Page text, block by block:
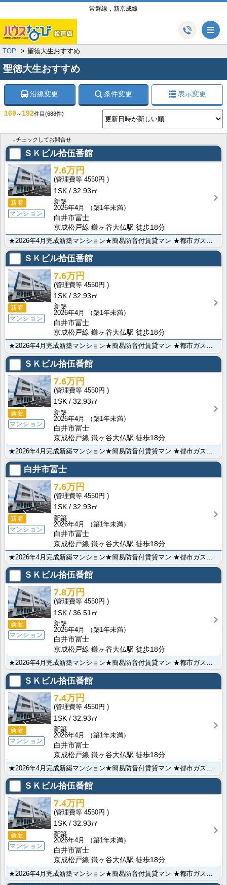
常磐線，新京成線
TOP 聖徳大生おすすめ
聖徳大生おすすめ
沿線変更 条件変更 表示変更
169～192件目 (688件)
↓チェックしてお問合せ
ＳＫビル拾伍番館
新着
マンション
7.6万円
4550円
1SK
32.93㎡
新築
2026年4月
（築1年未満）
白井市冨士
京成松戸線 鎌ヶ谷大仏駅 徒歩18分
★2026年4月完成新築マンション★簡易防音付賃貸マン ★都市ガス★システムキッチン★オートロック★･･･
ＳＫビル拾伍番館
新着
マンション
7.6万円
4550円
1SK
32.93㎡
新築
2026年4月
（築1年未満）
白井市冨士
京成松戸線 鎌ヶ谷大仏駅 徒歩18分
★2026年4月完成新築マンション★簡易防音付賃貸マン ★都市ガス★システムキッチン★オートロック★･･･
ＳＫビル拾伍番館
新着
マンション
7.6万円
4550円
1SK
32.93㎡
新築
2026年4月
（築1年未満）
白井市冨士
京成松戸線 鎌ヶ谷大仏駅 徒歩18分
★2026年4月完成新築マンション★簡易防音付賃貸マン ★都市ガス★システムキッチン★オートロック★･･･
白井市冨士
新着
マンション
7.6万円
4550円
1SK
32.93㎡
新築
2026年4月
（築1年未満）
白井市冨士
京成松戸線 鎌ヶ谷大仏駅 徒歩18分
ＳＫビル拾伍番館
新着
マンション
7.8万円
4550円
1SK
36.51㎡
新築
2026年4月
（築1年未満）
白井市冨士
京成松戸線 鎌ヶ谷大仏駅 徒歩18分
ＳＫビル拾伍番館
新着
マンション
7.4万円
4550円
1SK
32.93㎡
新築
2026年4月
（築1年未満）
白井市冨士
京成松戸線 鎌ヶ谷大仏駅 徒歩18分
ＳＫビル拾伍番館
新着
マンション
7.4万円
4550円
1SK
32.93㎡
新築
2026年4月
（築1年未満）
白井市冨士
京成松戸線 鎌ヶ谷大仏駅 徒歩18分